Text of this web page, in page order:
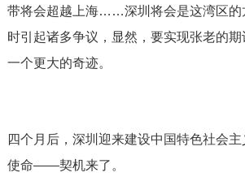
带将会超越上海……深圳将会是这湾区的
时引起诸多争议，显然，要实现张老的
一个更大的奇迹。
四个月后，深圳迎来建设中国特色社会
使命——契机来了。